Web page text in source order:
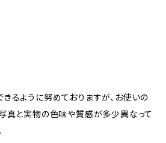
るように努めておりますが、お使いの
真と実物の色味や質感が多少異なって